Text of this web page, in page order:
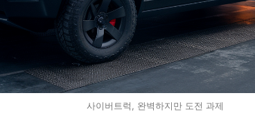
사이버트럭, 완벽하지만 도전 과제